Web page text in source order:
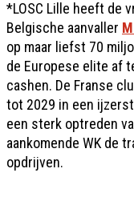
*LOSC Lille heeft de
Belgische aanvaller
op maar liefst 70
de Europese elite af
cashen. De Franse
tot 2029 in een
een sterk optreden
aankomende WK de
opdrijven.